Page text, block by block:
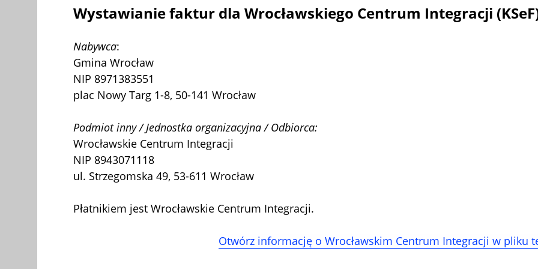
Wystawianie faktur dla Wrocławskiego Centrum Integracji
Nabywca:
Gmina Wrocław
NIP 8971383551
plac Nowy Targ 1-8, 50-141 Wrocław
Podmiot inny / Jednostka organizacyjna / Odbiorca:
Wrocławskie Centrum Integracji
NIP 8943071118
ul. Strzegomska 49, 53-611 Wrocław
Płatnikiem jest Wrocławskie Centrum Integracji.
Otwórz informację o Wrocławskim Centrum Integracji w pliku